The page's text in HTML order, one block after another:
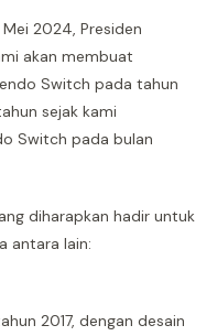
2024, Presiden
akan membuat
Switch pada tahun
sejak kami
Switch pada bulan
diharapkan hadir untuk
antara lain:
2017, dengan desain